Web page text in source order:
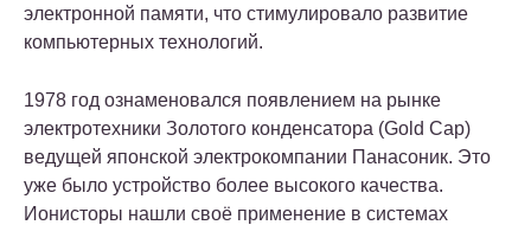
электронной памяти, что стимулировало развитие
компьютерных технологий.
1978 год ознаменовался появлением на рынке
электротехники Золотого конденсатора (Gold Cap)
ведущей японской электрокомпании Панасоник. Это
уже было устройство более высокого качества.
Ионисторы нашли своё применение в системах